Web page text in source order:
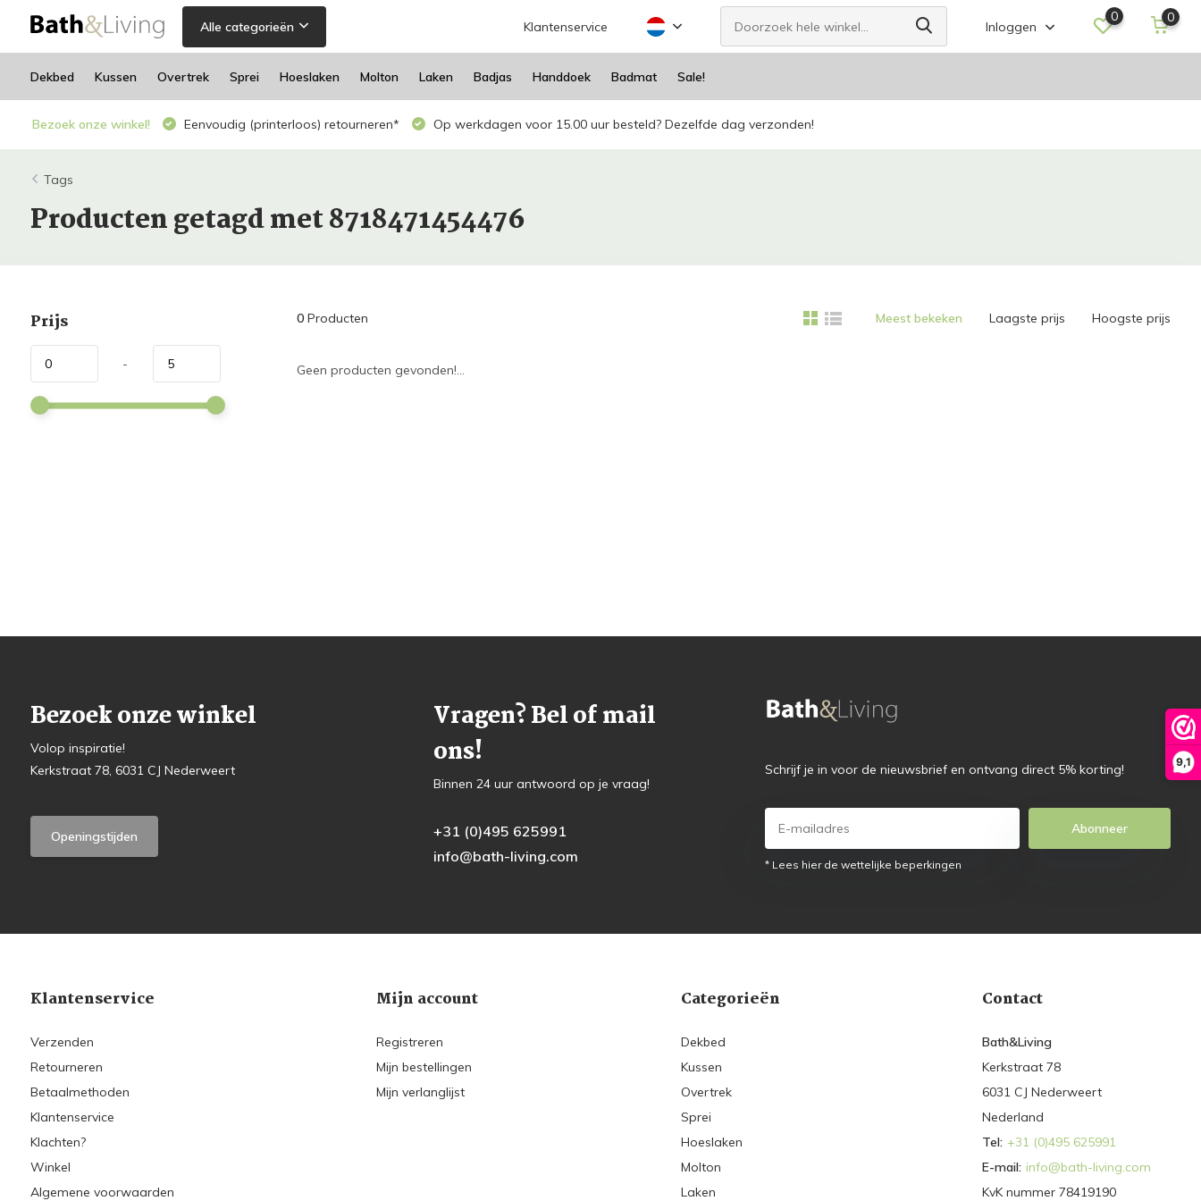
9,1
Alle categorieën Klantenservice Inloggen
0 0
Dekbed Kussen Overtrek Sprei Hoeslaken Molton Laken Badjas Handdoek Badmat Sale!
Bezoek onze winkel! Eenvoudig (printerloos) retourneren* Op werkdagen voor 15.00 uur besteld? Dezelfde dag verzonden!
Tags
Producten getagd met 8718471454476
Prijs
-
0Producten Meest bekeken Laagste prijs Hoogste prijs
Geen producten gevonden!...
Bezoek onze winkel
Volop inspiratie!
Kerkstraat 78, 6031 CJ Nederweert
Openingstijden
Vragen? Bel of mail
ons!
Binnen 24 uur antwoord op je vraag!
+31 (0)495 625991
info@bath-living.com
Schrijf je in voor de nieuwsbrief en ontvang direct 5% korting!
Abonneer
* Lees hier de wettelijke beperkingen
Klantenservice
Verzenden
Retourneren
Betaalmethoden
Klantenservice
Klachten?
Winkel
Algemene voorwaarden
Mijn account
Registreren
Mijn bestellingen
Mijn verlanglijst
Categorieën
Dekbed
Kussen
Overtrek
Sprei
Hoeslaken
Molton
Laken
Contact
Bath&Living
Kerkstraat 78
6031 CJ Nederweert
Nederland
Tel: +31 (0)495 625991
E-mail: info@bath-living.com
KvK nummer 78419190